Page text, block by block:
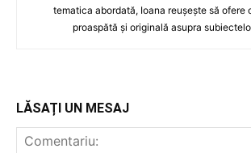
tematica abordată, Ioana reușește să ofere
proaspătă și originală asupra
LĂSAȚI UN MESAJ